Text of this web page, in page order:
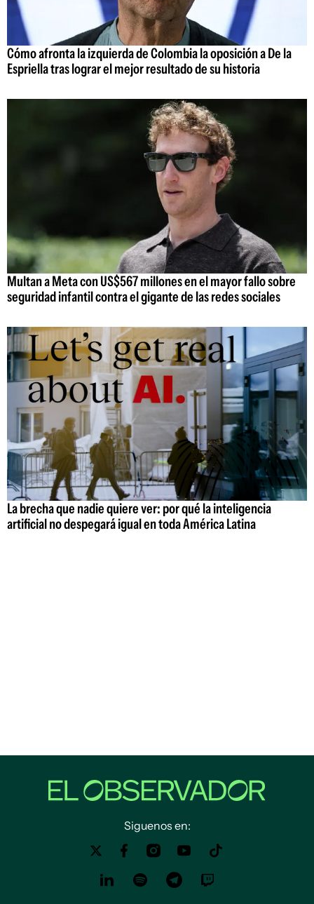
Cómo afronta la izquierda de Colombia la oposición a De la
Espriella tras lograr el mejor resultado de su historia
Multan a Meta con US$567 millones en el mayor fallo sobre
seguridad infantil contra el gigante de las redes sociales
La brecha que nadie quiere ver: por qué la inteligencia
artificial no despegará igual en toda América Latina
Siguenos en: